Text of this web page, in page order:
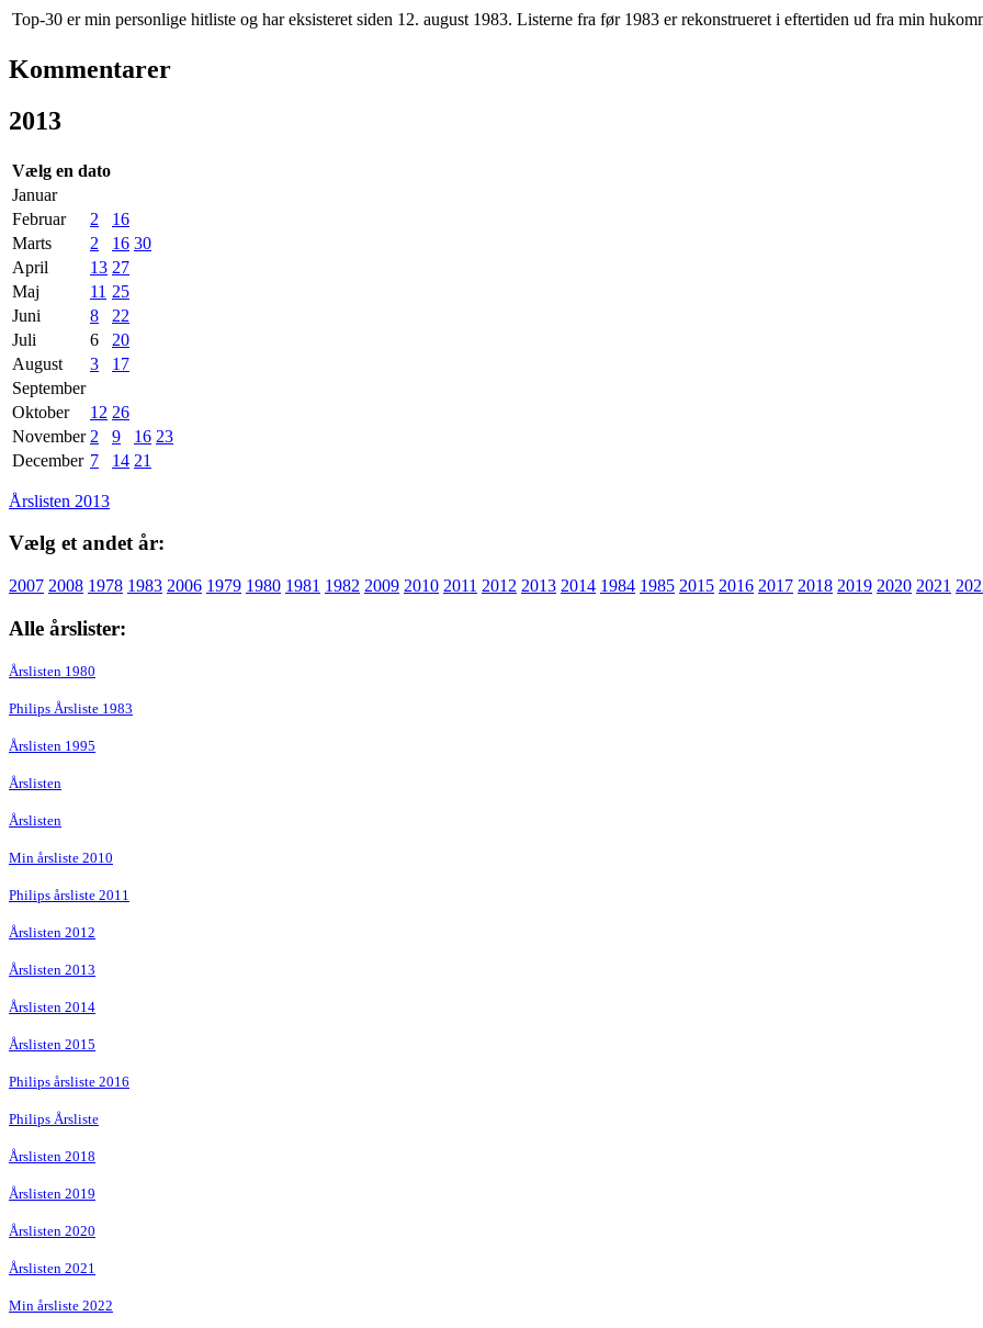
Top-30 er min personlige hitliste og har eksisteret siden 12. august 1983. Listerne fra før 1983 er rekonstrueret i eftertiden ud fra min
Kommentarer
2013
Vælg en dato
Januar
Februar
2
16
Marts
2 16 30
April
13 27
Maj
11 25
Juni
8
22
Juli
6
20
August
3
17
September
Oktober
12 26
November 2 9 16 23
December 7 14 21
Årslisten 2013
Vælg et andet år:
2007 2008 1978 1983 2006 1979 1980 1981 1982 2009 2010 2011 2012 2013 2014 1984 1985 2015 2016 2017 2018 2019 2020 2021
Alle årslister:
Årslisten 1980
Philips Årsliste 1983
Årslisten 1995
Årslisten
Årslisten
Min årsliste 2010
Philips årsliste 2011
Årslisten 2012
Årslisten 2013
Årslisten 2014
Årslisten 2015
Philips årsliste 2016
Philips Årsliste
Årslisten 2018
Årslisten 2019
Årslisten 2020
Årslisten 2021
Min årsliste 2022